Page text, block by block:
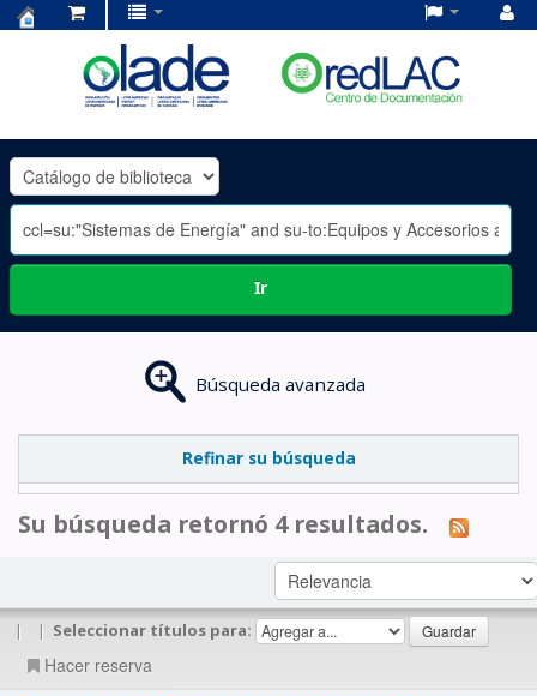
OLADE
-
Ir
Búsqueda avanzada
Refinar su búsqueda
Su búsqueda retornó 4 resultados.
| | Seleccionar títulos para:
Hacer reserva